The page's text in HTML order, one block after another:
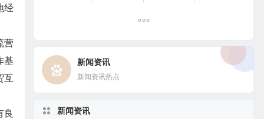
经
营
基
互
良
新闻资讯
新闻资讯热点
新闻资讯